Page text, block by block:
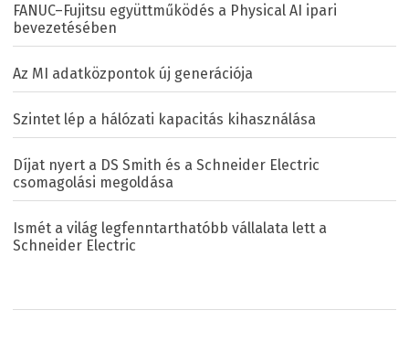
FANUC–Fujitsu együttműködés a Physical AI ipari
bevezetésében
Az MI adatközpontok új generációja
Szintet lép a hálózati kapacitás kihasználása
Díjat nyert a DS Smith és a Schneider Electric
csomagolási megoldása
Ismét a világ legfenntarthatóbb vállalata lett a
Schneider Electric